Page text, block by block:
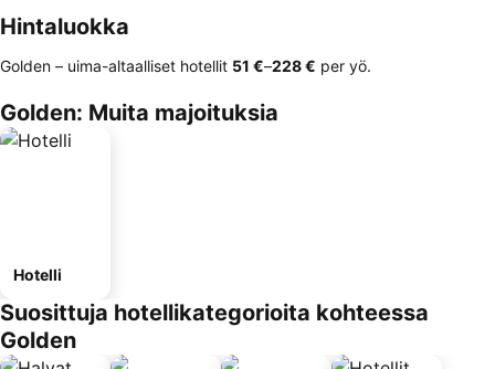
Hintaluokka
Golden – uima-altaalliset hotellit ‎51 €–‎228 € per yö.
Golden: Muita majoituksia
Hotelli
Suosittuja hotellikategorioita kohteessa
Golden